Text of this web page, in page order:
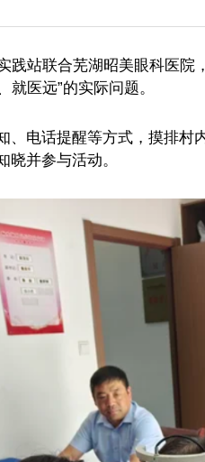
联合芜湖昭美眼科医院
就医远”的实际问题。
话提醒等方式，摸排村
并参与活动。